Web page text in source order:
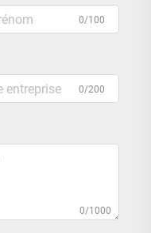
0/100
0/200
0/1000